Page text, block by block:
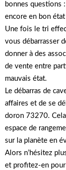
bonnes questions
encore en bon état
Une fois le tri
vous débarrasser
donner à des
de vente entre
mauvais état.
Le débarras de
affaires et de se
doron 73270.
espace de
sur la planète en
Alors n’hésitez
et profitez-en